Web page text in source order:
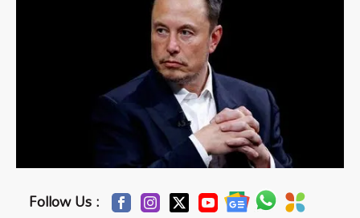
Follow Us :